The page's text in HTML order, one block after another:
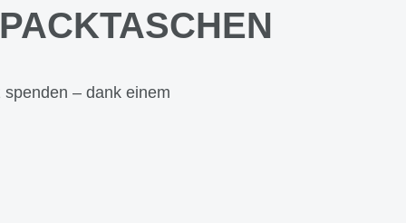
– dank einem